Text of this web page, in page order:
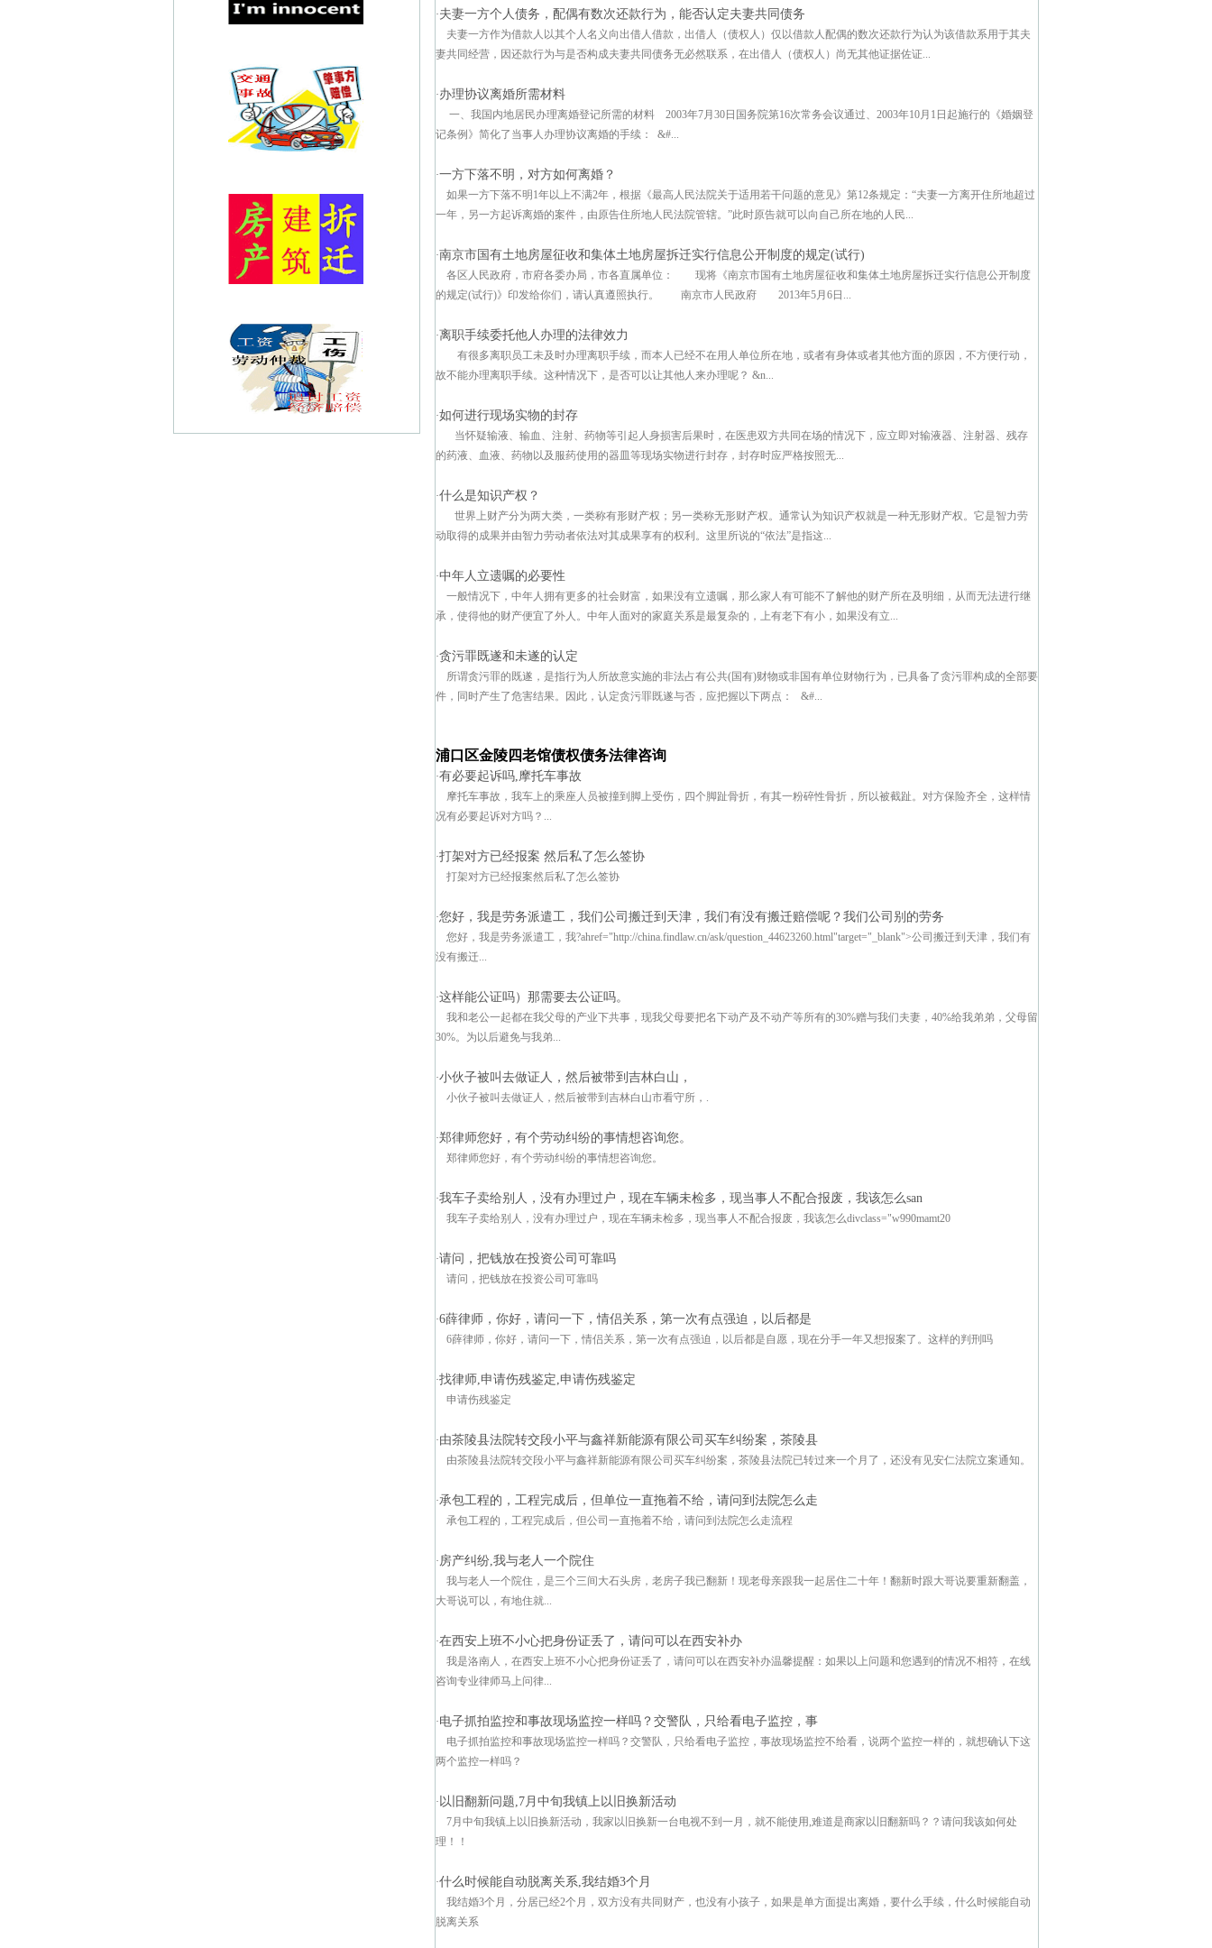
·夫妻一方个人债务，配偶有数次还款行为，能否认定夫妻共同债务
夫妻一方作为借款人以其个人名义向出借人借款，出借人（债权人）仅以借款人配偶的数次还款行为认为该借款系用于其夫
妻共同经营，因还款行为与是否构成夫妻共同债务无必然联系，在出借人（债权人）尚无其他证据佐证...
·办理协议离婚所需材料
一、我国内地居民办理离婚登记所需的材料 2003年7月30日国务院第16次常务会议通过、2003年10月1日起施行的《婚姻登
记条例》简化了当事人办理协议离婚的手续： &#...
·一方下落不明，对方如何离婚？
如果一方下落不明1年以上不满2年，根据《最高人民法院关于适用若干问题的意见》第12条规定：“夫妻一方离开住所地超过
一年，另一方起诉离婚的案件，由原告住所地人民法院管辖。”此时原告就可以向自己所在地的人民...
·南京市国有土地房屋征收和集体土地房屋拆迁实行信息公开制度的规定(试行)
各区人民政府，市府各委办局，市各直属单位： 现将《南京市国有土地房屋征收和集体土地房屋拆迁实行信息公开制度
的规定(试行)》印发给你们，请认真遵照执行。 南京市人民政府 2013年5月6日...
·离职手续委托他人办理的法律效力
有很多离职员工未及时办理离职手续，而本人已经不在用人单位所在地，或者有身体或者其他方面的原因，不方便行动，
故不能办理离职手续。这种情况下，是否可以让其他人来办理呢？ &n...
·如何进行现场实物的封存
当怀疑输液、输血、注射、药物等引起人身损害后果时，在医患双方共同在场的情况下，应立即对输液器、注射器、残存
的药液、血液、药物以及服药使用的器皿等现场实物进行封存，封存时应严格按照无...
·什么是知识产权？
世界上财产分为两大类，一类称有形财产权；另一类称无形财产权。通常认为知识产权就是一种无形财产权。它是智力劳
动取得的成果并由智力劳动者依法对其成果享有的权利。这里所说的“依法”是指这...
·中年人立遗嘱的必要性
一般情况下，中年人拥有更多的社会财富，如果没有立遗嘱，那么家人有可能不了解他的财产所在及明细，从而无法进行继
承，使得他的财产便宜了外人。中年人面对的家庭关系是最复杂的，上有老下有小，如果没有立...
·贪污罪既遂和未遂的认定
所谓贪污罪的既遂，是指行为人所故意实施的非法占有公共(国有)财物或非国有单位财物行为，已具备了贪污罪构成的全部要
件，同时产生了危害结果。因此，认定贪污罪既遂与否，应把握以下两点： &#...
浦口区金陵四老馆债权债务法律咨询
·有必要起诉吗,摩托车事故
摩托车事故，我车上的乘座人员被撞到脚上受伤，四个脚趾骨折，有其一粉碎性骨折，所以被截趾。对方保险齐全，这样情
况有必要起诉对方吗？...
·打架对方已经报案 然后私了怎么签协
打架对方已经报案然后私了怎么签协
·您好，我是劳务派遣工，我们公司搬迁到天津，我们有没有搬迁赔偿呢？我们公司别的劳务
您好，我是劳务派遣工，我?ahref="http://china.findlaw.cn/ask/question_44623260.html"target="_blank">公司搬迁到天津，我们有
没有搬迁...
·这样能公证吗）那需要去公证吗。
我和老公一起都在我父母的产业下共事，现我父母要把名下动产及不动产等所有的30%赠与我们夫妻，40%给我弟弟，父母留
30%。为以后避免与我弟...
·小伙子被叫去做证人，然后被带到吉林白山，
小伙子被叫去做证人，然后被带到吉林白山市看守所，.
·郑律师您好，有个劳动纠纷的事情想咨询您。
郑律师您好，有个劳动纠纷的事情想咨询您。
·我车子卖给别人，没有办理过户，现在车辆未检多，现当事人不配合报废，我该怎么san
我车子卖给别人，没有办理过户，现在车辆未检多，现当事人不配合报废，我该怎么divclass="w990mamt20
·请问，把钱放在投资公司可靠吗
请问，把钱放在投资公司可靠吗
·6薛律师，你好，请问一下，情侣关系，第一次有点强迫，以后都是
6薛律师，你好，请问一下，情侣关系，第一次有点强迫，以后都是自愿，现在分手一年又想报案了。这样的判刑吗
·找律师,申请伤残鉴定,申请伤残鉴定
申请伤残鉴定
·由茶陵县法院转交段小平与鑫祥新能源有限公司买车纠纷案，茶陵县
由茶陵县法院转交段小平与鑫祥新能源有限公司买车纠纷案，茶陵县法院已转过来一个月了，还没有见安仁法院立案通知。
·承包工程的，工程完成后，但单位一直拖着不给，请问到法院怎么走
承包工程的，工程完成后，但公司一直拖着不给，请问到法院怎么走流程
· 房产纠纷,我与老人一个院住
我与老人一个院住，是三个三间大石头房，老房子我已翻新！现老母亲跟我一起居住二十年！翻新时跟大哥说要重新翻盖，
大哥说可以，有地住就...
·在西安上班不小心把身份证丢了，请问可以在西安补办
我是洛南人，在西安上班不小心把身份证丢了，请问可以在西安补办温馨提醒：如果以上问题和您遇到的情况不相符，在线
咨询专业律师马上问律...
·电子抓拍监控和事故现场监控一样吗？交警队，只给看电子监控，事
电子抓拍监控和事故现场监控一样吗？交警队，只给看电子监控，事故现场监控不给看，说两个监控一样的，就想确认下这
两个监控一样吗？
· 以旧翻新问题,7月中旬我镇上以旧换新活动
7月中旬我镇上以旧换新活动，我家以旧换新一台电视不到一月，就不能使用,难道是商家以旧翻新吗？？请问我该如何处
理！！
·什么时候能自动脱离关系,我结婚3个月
我结婚3个月，分居已经2个月，双方没有共同财产，也没有小孩子，如果是单方面提出离婚，要什么手续，什么时候能自动
脱离关系